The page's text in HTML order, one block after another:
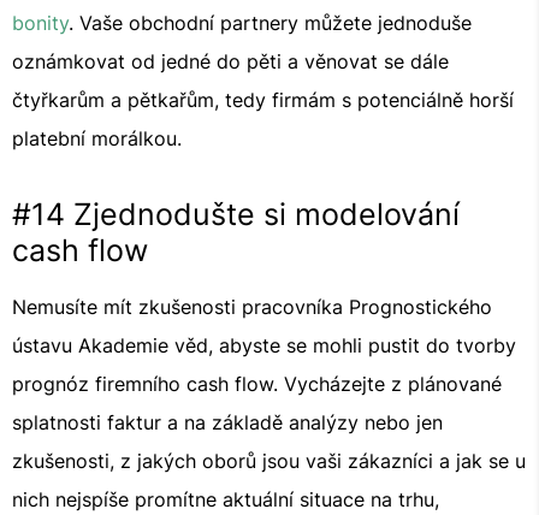
bonity. Vaše obchodní partnery můžete jednoduše
oznámkovat od jedné do pěti a věnovat se dále
čtyřkarům a pětkařům, tedy firmám s potenciálně horší
platební morálkou.
#14 Zjednodušte si modelování
cash flow
Nemusíte mít zkušenosti pracovníka Prognostického
ústavu Akademie věd, abyste se mohli pustit do tvorby
prognóz firemního cash flow. Vycházejte z plánované
splatnosti faktur a na základě analýzy nebo jen
zkušenosti, z jakých oborů jsou vaši zákazníci a jak se u
nich nejspíše promítne aktuální situace na trhu,